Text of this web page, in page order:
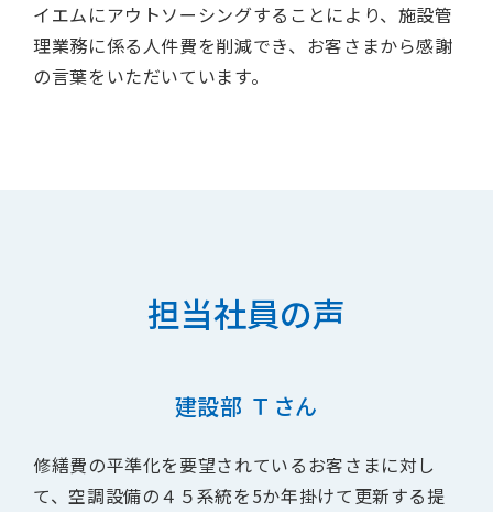
イエムにアウトソーシングすることにより、施設管
理業務に係る人件費を削減でき、お客さまから感謝
の言葉をいただいています。
担当社員の声
建設部 Ｔさん
修繕費の平準化を要望されているお客さまに対し
て、空調設備の４５系統を5か年掛けて更新する提